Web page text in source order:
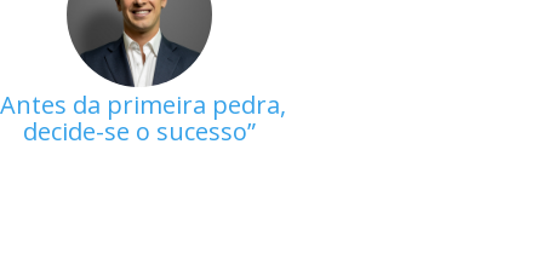
Antes da primeira pedra,
decide-se o sucesso